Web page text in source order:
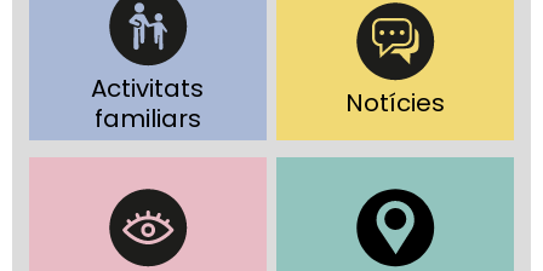
Activitats
familiars
Notícies